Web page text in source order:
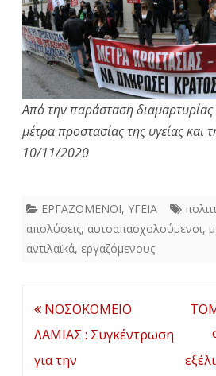
Από την παράσταση διαμαρτυρίας
μέτρα προστασίας της υγείας και
10/11/2020
ΕΡΓΑΖΟΜΕΝΟΙ, ΥΓΕΙΑ
απολύσεις, αυτοαπασχολούμενοι,
αντιλαϊκά, εργαζόμενους
Πλοήγηση
άρθρων
ΝΟΣΟΚΟΜΕΙΟ
ΛΑΜΙΑΣ : Συγκέντρωση
για την